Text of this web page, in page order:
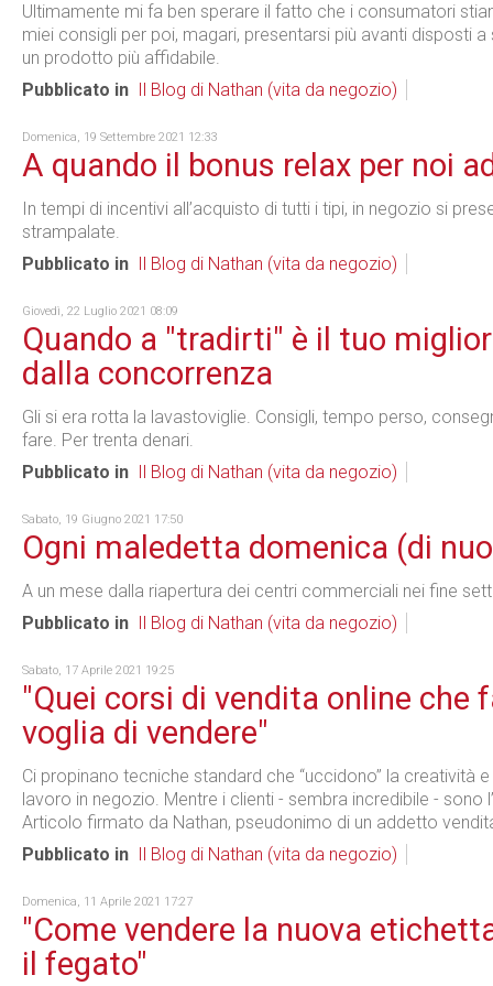
Ultimamente mi fa ben sperare il fatto che i consumatori
miei consigli per poi, magari, presentarsi più avanti disposti
un prodotto più affidabile.
Pubblicato in
Il Blog di Nathan (vita da negozio)
Domenica, 19 Settembre 2021 12:33
A quando il bonus relax per noi
In tempi di incentivi all’acquisto di tutti i tipi, in negozio si
strampalate.
Pubblicato in
Il Blog di Nathan (vita da negozio)
Giovedì, 22 Luglio 2021 08:09
Quando a "tradirti" è il tuo
dalla concorrenza
Gli si era rotta la lavastoviglie. Consigli, tempo perso,
fare. Per trenta denari.
Pubblicato in
Il Blog di Nathan (vita da negozio)
Sabato, 19 Giugno 2021 17:50
Ogni maledetta domenica (di
A un mese dalla riapertura dei centri commerciali nei fine
Pubblicato in
Il Blog di Nathan (vita da negozio)
Sabato, 17 Aprile 2021 19:25
"Quei corsi di vendita online che
voglia di vendere"
Ci propinano tecniche standard che “uccidono” la creatività
lavoro in negozio. Mentre i clienti - sembra incredibile - sono
Articolo firmato da Nathan, pseudonimo di un addetto
Pubblicato in
Il Blog di Nathan (vita da negozio)
Domenica, 11 Aprile 2021 17:27
"Come vendere la nuova
il fegato"